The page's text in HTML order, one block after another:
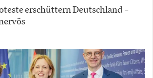
erschüttern Deutschland –